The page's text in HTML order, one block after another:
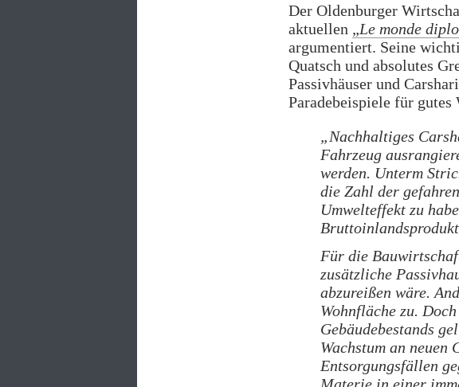
Der Oldenburger
aktuellen „Le monde
argumentiert. Seine
Quatsch und absolutes
Passivhäuser und
Paradebeispiele für
„Nachhaltiges
Fahrzeug
werden. Unterm
die Zahl der
Umwelteffekt zu
Für die
zusätzliche
abzureißen wäre.
Wohnfläche zu.
Gebäudebestands
Wachstum an neuen
Entsorgungsfällen